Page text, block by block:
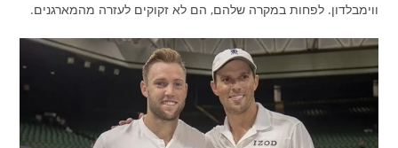
ווימבלדון. לפחות במקרה שלהם, הם לא זקוקים לעזרה מהמארגנים.